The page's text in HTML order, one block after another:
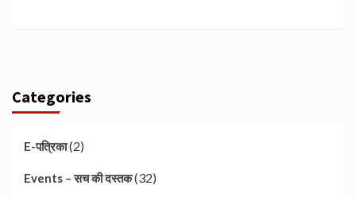
Categories
E-पत्रिका(2)
Events – सच की दस्तक(32)